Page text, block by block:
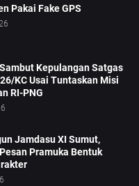
Pakai Fake GPS
Kepulangan Satgas
KC Usai Tuntaskan Misi
RI-PNG
Jamdasu XI Sumut,
Pramuka Bentuk